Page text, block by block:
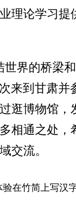
理论学习提
界的桥梁
来到甘肃并
逛博物馆，
相通之处，
交流。
在竹简上写汉